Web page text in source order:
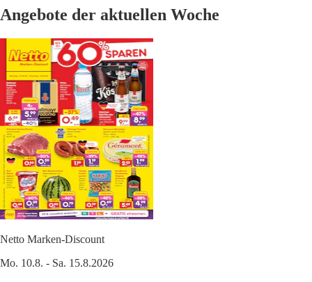
Angebote der aktuellen Woche
Netto Marken-Discount
Mo. 10.8. - Sa. 15.8.2026